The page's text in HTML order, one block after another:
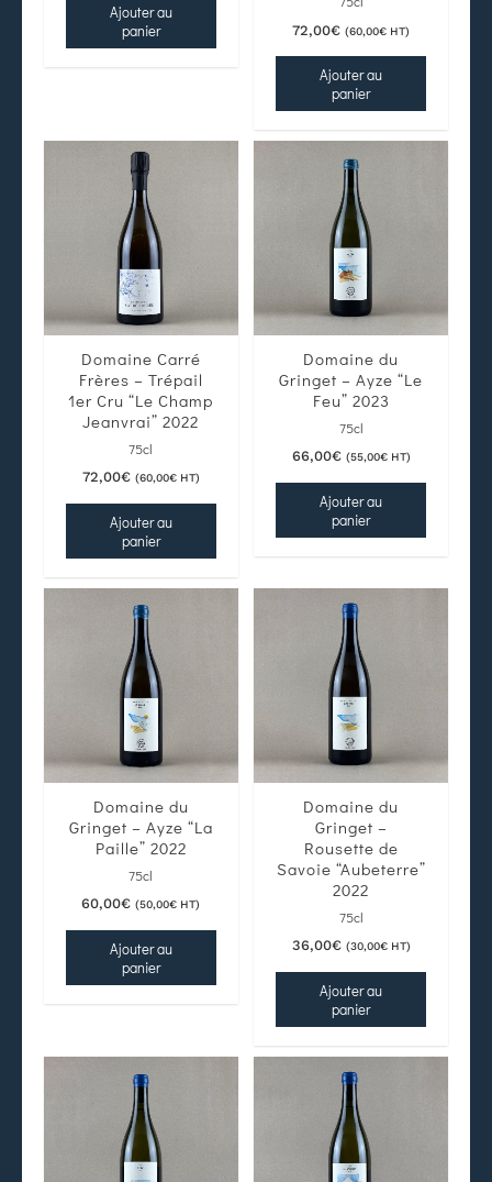
Ajouter au
panier
72,00€ (60,00€ HT)
Ajouter au
panier
Domaine Carré
Frères – Trépail
1er Cru “Le Champ
Jeanvrai” 2022
75cl
72,00€ (60,00€HT)
Ajouter au
panier
Domaine du
Gringet – Ayze “Le
Feu” 2023
75cl
66,00€ (55,00€HT)
Ajouter au
panier
Domaine du
Gringet – Ayze “La
Paille” 2022
75cl
60,00€ (50,00€ HT)
Ajouter au
panier
Domaine du
Gringet –
Rousette de
Savoie “Aubeterre”
2022
75cl
36,00€ (30,00€HT)
Ajouter au
panier